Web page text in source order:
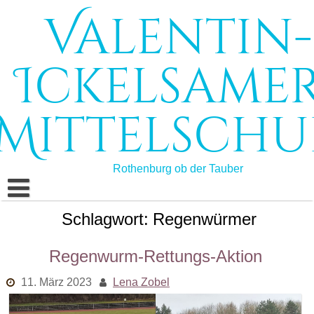
Valentin-
Rothenburg ob der Tauber
Schulprofil
Schulleitung
Schulleben
Bildungsangebote
Schlagwort: Regenwürmer
Regenwurm-Rettungs-Aktion
11. März 2023 Lena Zobel